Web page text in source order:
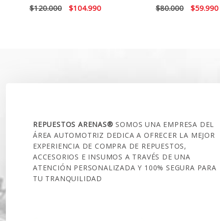
$120.000
El
$104.990El
$80.000
El
$59.990
REPUESTOS ARENAS®SOMOS UNA EMPRESA DEL
ÁREA AUTOMOTRIZ DEDICA A OFRECER LA MEJOR
EXPERIENCIA DE COMPRA DE REPUESTOS,
ACCESORIOS E INSUMOS A TRAVÉS DE UNA
ATENCIÓN PERSONALIZADA Y 100% SEGURA PARA
TU TRANQUILIDAD